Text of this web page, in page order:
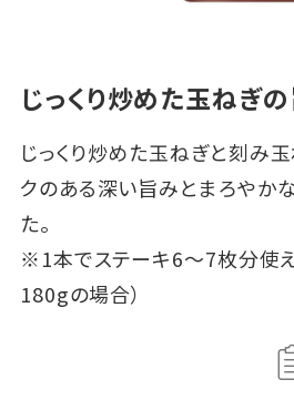
じっくり炒めた玉ねぎ
じっくり炒めた玉ねぎと刻み玉
クのある深い旨みとまろやか
た。
※1本でステーキ6～7枚分使え
180gの場合）